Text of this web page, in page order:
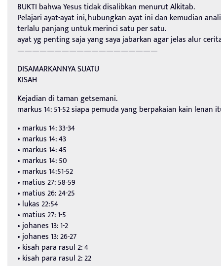
BUKTI bahwa Yesus tidak disalibkan menurut Alkitab.
Pelajari ayat-ayat ini, hubungkan ayat ini dan kemudian
terlalu panjang untuk merinci satu per satu.
ayat yg penting saja yang saya jabarkan agar jelas alur
———————————————————
DISAMARKANNYA SUATU
KISAH
Kejadian di taman getsemani.
markus 14: 51-52 siapa pemuda yang berpakaian kain
• markus 14: 33-34
• markus 14: 43
• markus 14: 45
• markus 14: 50
• markus 14:51-52
• matius 27: 58-59
• matius 26: 24-25
• lukas 22:54
• matius 27: 1-5
• johanes 13: 1-2
• johanes 13: 26-27
• kisah para rasul 2: 4
• kisah para rasul 2: 22